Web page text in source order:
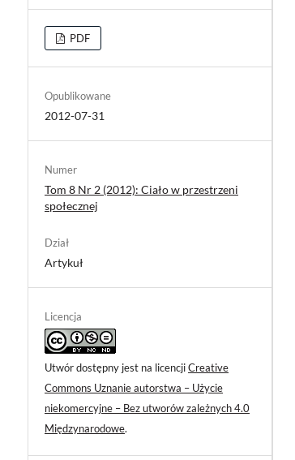
PDF
Opublikowane
2012-07-31
Numer
Tom 8 Nr 2 (2012): Ciało w przestrzeni
społecznej
Dział
Artykuł
Licencja
Utwór dostępny jest na licencjiCreative
Commons Uznanie autorstwa – Użycie
niekomercyjne – Bez utworów zależnych 4.0
Międzynarodowe.